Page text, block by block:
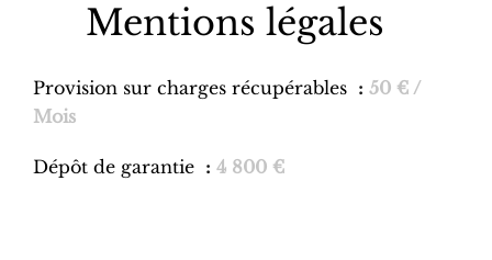
Mentions légales
Provision sur charges récupérables
50 € /
Mois
Dépôt de garantie 4 800 €